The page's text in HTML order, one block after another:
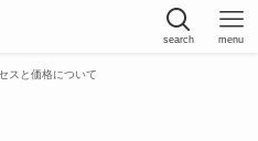
search menu
スと価格について